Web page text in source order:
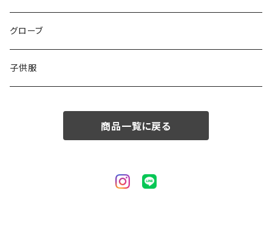
50/XL～
48/L
50/XL～
46/M
48/L
グローブ
子供服
商品一覧に戻る